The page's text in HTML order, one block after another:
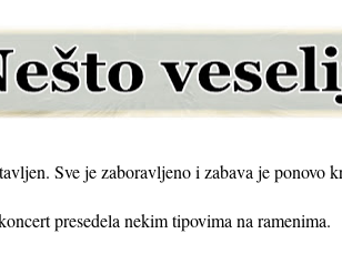
Sve je zaboravljeno i zabava je ponovo
presedela nekim tipovima na ramenima.